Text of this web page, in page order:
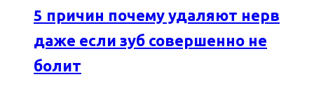
5 причин почему удаляют нерв
даже если зуб совершенно не
болит